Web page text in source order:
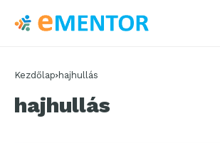
Kezdőlap hajhullás
hajhullás